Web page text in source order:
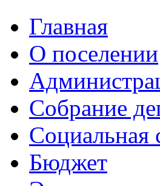
Главная
О поселении
Собрание
Социальная
Бюджет